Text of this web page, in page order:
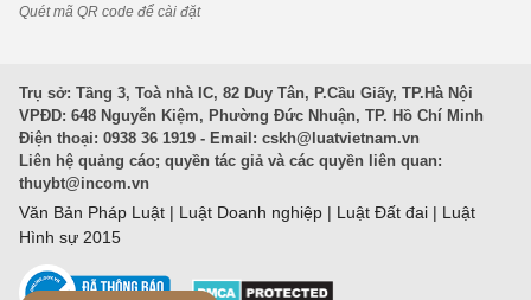
Quét mã QR code để cài đặt
Trụ sở: Tầng 3, Toà nhà IC, 82 Duy Tân, P.Cầu Giấy, TP.Hà Nội
VPĐD: 648 Nguyễn Kiệm, Phường Đức Nhuận, TP. Hồ Chí Minh
Điện thoại: 0938 36 1919 - Email: cskh@luatvietnam.vn
Liên hệ quảng cáo; quyền tác giả và các quyền liên quan:
thuybt@incom.vn
Văn Bản Pháp Luật | Luật Doanh nghiệp | Luật Đất đai | Luật
Hình sự 2015